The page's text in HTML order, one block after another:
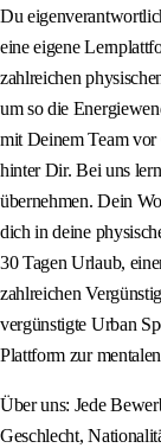
Du
eine eigene
zahlreichen
um so die
mit Deinem Team vor
hinter Dir. Bei uns
übernehmen. Dein
dich in deine
30 Tagen Urlaub,
zahlreichen
vergünstigte Urban
Plattform zur
Über uns: Jede
Geschlecht,